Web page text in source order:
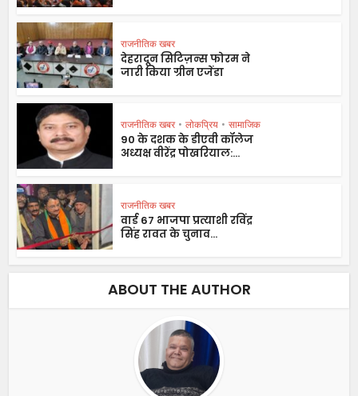
राजनीतिक खबर
देहरादून सिटिज़न्स फोरम ने
जारी किया ग्रीन एजेंडा
राजनीतिक खबर • लोकप्रिय • सामाजिक
90 के दशक के डीएवी कॉलेज
अध्यक्ष वीरेंद्र पोखरियाल:...
राजनीतिक खबर
वार्ड 67 भाजपा प्रत्याशी रविंद्र
सिंह रावत के चुनाव...
ABOUT THE AUTHOR